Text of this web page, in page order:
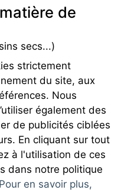
de
secs...)
strictement
du site, aux
Nous
également des
de publicités ciblées
En cliquant sur tout
à l'utilisation de ces
dans notre politique
Pour en savoir plus,